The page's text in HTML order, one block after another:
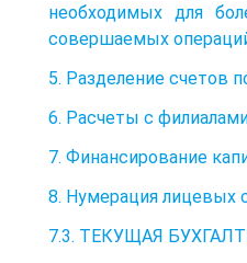
необходимых для
совершаемых
5. Разделение счетов
6. Расчеты с
7. Финансирование
8. Нумерация лицевых
7.3. ТЕКУЩАЯ